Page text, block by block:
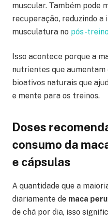
muscular. Também pode
recuperação, reduzindo a
musculatura no pós-
Isso acontece porque a
nutrientes que aumentam
bioativos naturais que
e mente para os treinos.
Doses
consumo da
e cápsulas
A quantidade que a
diariamente de maca
de chá por dia, isso